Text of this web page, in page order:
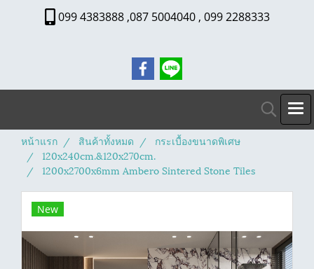
099 4383888 ,087 5004040 , 099 2288333
หน้าแรก สินค้าทั้งหมด
กระเบื้องขนาดพิเศษ
120x240cm.&120x270cm.
1200x2700x6mm Ambero Sintered Stone Tiles
New